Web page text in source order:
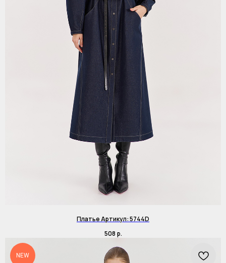
Платье Артикул: 5744D
508 р.
NEW